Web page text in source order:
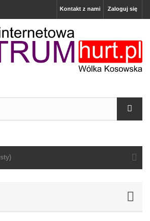
Zaloguj się
Kontakt z nami